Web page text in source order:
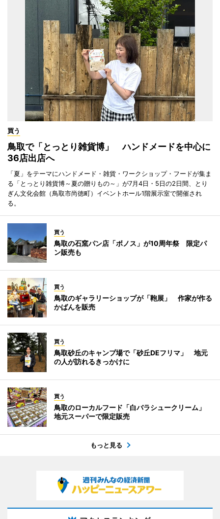
買う
鳥取で「とっとり雑貨博」 ハンドメードを中心に
36店出店へ
「夏」をテーマにハンドメード・雑貨・ワークショップ・フードが集ま
る「とっとり雑貨博～夏の贈りもの～」が7月4日・5日の2日間、とり
ぎん文化会館（鳥取市尚徳町）イベントホール1階展示室で開催され
る。
買う
鳥取の石窯パン店「ボノス」が10周年祭 限定パ
ン販売も
買う
鳥取のギャラリーショップが「鞄展」 作家が作る
かばんを販売
買う
鳥取砂丘のキャンプ場で「砂丘DEフリマ」 地元
の人が訪れるきっかけに
買う
鳥取のローカルフード「白バラシュークリーム」
地元スーパーで限定販売
もっと見る